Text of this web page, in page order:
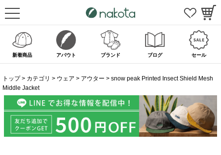
新着商品 アバウト ブランド ブログ セール
トップ カテゴリ ウェア アウター
snow peak Printed Insect Shield Mesh
Middle Jacket